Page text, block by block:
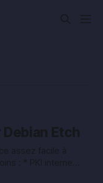
Etch
assez facile à